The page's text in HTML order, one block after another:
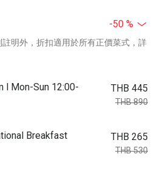
-50 %
明外，折扣適用於所有正價菜式，詳
l Mon-Sun 12:00-
THB 445
THB 890
Breakfast
THB 265
THB 530